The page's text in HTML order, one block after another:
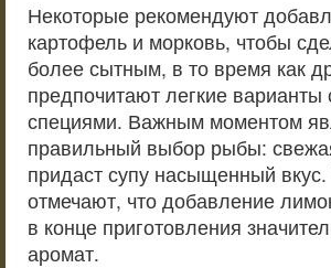
Некоторые рекомендуют
картофель и морковь, чтобы
более сытным, в то время как
предпочитают легкие варианты
специями. Важным моментом
правильный выбор рыбы:
придаст супу насыщенный
отмечают, что добавление
в конце приготовления
аромат.